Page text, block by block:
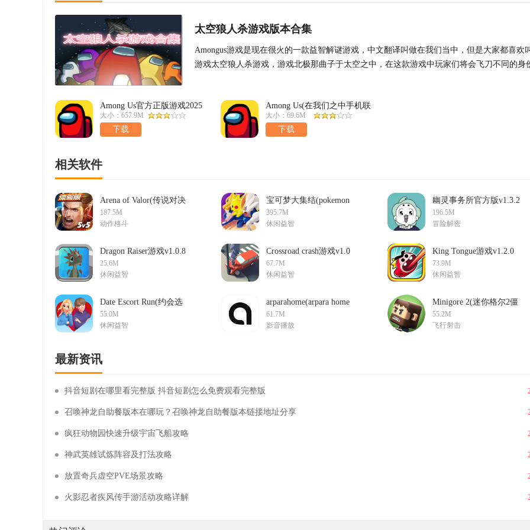
太空狼人杀游戏版本合集
Amongus游戏是现在很火的一款益智解谜游戏，中文翻译叫做在我们当中，但是大家都喜欢
游戏太空狼人杀游戏，游戏北极那曲子于太空之中，在这款游戏中玩家们将会飞刀不同的身
Among Us官方正版游戏2025
最新版v2025.6.10安卓版
大小：657.9M
下载
Among Us(在我们之中手机联
机版)v2020.9.9中文版
大小：69.6M
下载
相关软件
Arena of Valor(传说对决
精英体验服)v1.49.13.1测
试版
187.5M
动作格斗
宝可梦大集结(pokemon
unite)手机版v1.8.1.2中文
版
395.7M
休闲益智
幽灵事务所官方版v1.3.2
手机版
196.5M
冒险解密
Dragon Raiser游戏v1.0.8
最新版
25.6M
休闲益智
Crossroad crash游戏v1.0
安卓版
67.7M
休闲益智
King Tongue游戏v1.2.0
安卓版
73.9M
休闲益智
Date Escort Run(约会选
择奔跑游戏)v0.0.2手机
版
55.0M
休闲益智
arparahome(arpara home
最新版)V1.1.0.151安卓
版
61.7M
影音播放
Minigore 2(迷你格尔2僵
尸游戏)v1.28中文版
55.2M
飞行射击
最新资讯
抖音短剧在哪里看完整版 抖音短剧怎么免费观看完整版
召唤神龙自助餐版本在哪玩？召唤神龙自助餐版本链接地址分享
疯狂动物园快速升级宇宙飞船攻略
神武英雄试炼阵容及打法攻略
放置奇兵虚空PVE场景攻略
火影忍者疾风传手游活动攻略详解